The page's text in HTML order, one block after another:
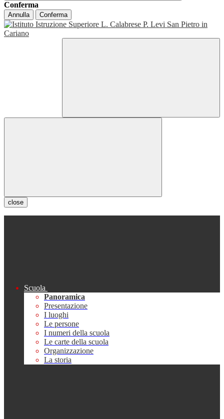
Conferma
Annulla Conferma
close
Scuola
Panoramica
Presentazione
I luoghi
Le persone
I numeri della scuola
Le carte della scuola
Organizzazione
La storia